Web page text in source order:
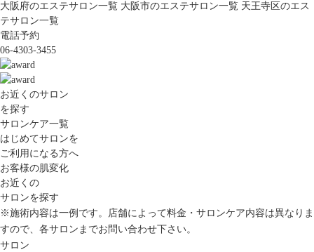
大阪府のエステサロン一覧 大阪市のエステサロン一覧 天王寺区のエス
テサロン一覧
電話予約
06-4303-3455
お近くのサロン
を探す
サロンケア一覧
はじめてサロンを
ご利用になる方へ
お客様の肌変化
お近くの
サロンを探す
※施術内容は一例です。店舗によって料金・サロンケア内容は異なりま
すので、各サロンまでお問い合わせ下さい。
サロン